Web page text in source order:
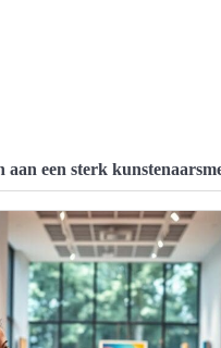
aan een sterk